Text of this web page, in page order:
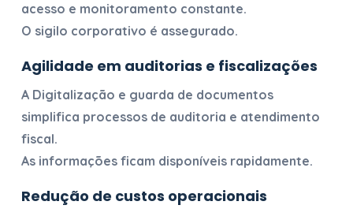
acesso e monitoramento constante.
O sigilo corporativo é assegurado.
Agilidade em auditorias e fiscalizações
A Digitalização e guarda de documentos
simplifica processos de auditoria e atendimento
fiscal.
As informações ficam disponíveis rapidamente.
Redução de custos operacionais